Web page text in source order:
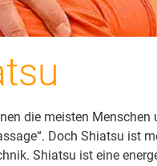
die meisten Menschen
Doch Shiatsu ist
Shiatsu ist eine